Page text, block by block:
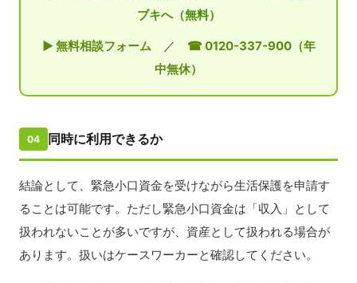
ブキへ（無料）
▶ 無料相談フォーム ／ ☎ 0120-337-900（年
中無休）
04 同時に利用できるか
結論として、緊急小口資金を受けながら生活保護を申請す
ることは可能です。ただし緊急小口資金は「収入」として
扱われないことが多いですが、資産として扱われる場合が
あります。扱いはケースワーカーと確認してください。